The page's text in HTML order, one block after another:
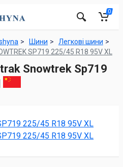
0
Шини
Легкові шини
SP719 225/45 R18 95V XL
Snowtrek Sp719